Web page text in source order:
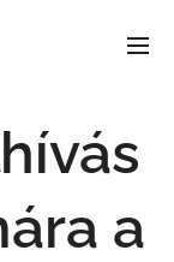
a